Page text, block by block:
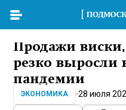
Продажи
резко выросли
пандемии
ЭКОНОМИКА 28 июля